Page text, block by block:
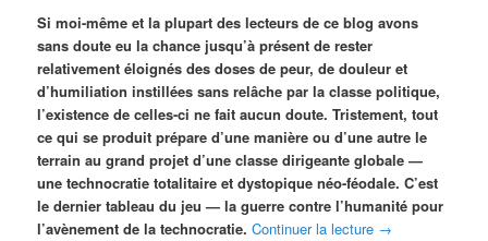
Si moi-même et la plupart des lecteurs de ce blog avons
sans doute eu la chance jusqu’à présent de rester
relativement éloignés des doses de peur, de douleur et
d’humiliation instillées sans relâche par la classe politique,
l’existence de celles-ci ne fait aucun doute. Tristement, tout
ce qui se produit prépare d’une manière ou d’une autre le
terrain au grand projet d’une classe dirigeante globale —
une technocratie totalitaire et dystopique néo-féodale. C’est
le dernier tableau du jeu — la guerre contre l’humanité pour
l’avènement de la technocratie. Continuer la lecture →